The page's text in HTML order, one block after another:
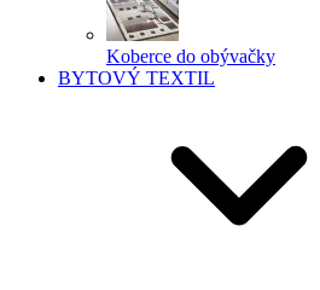
Koberce do obývačky
BYTOVÝ TEXTIL